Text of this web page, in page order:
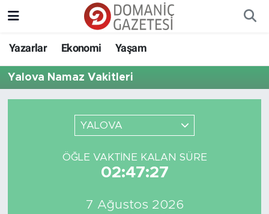
Yazarlar Ekonomi Yaşam
Yalova Namaz Vakitleri
YALOVA
ÖĞLE VAKTINE KALAN SÜRE
02:47:27
7 Ağustos 2026